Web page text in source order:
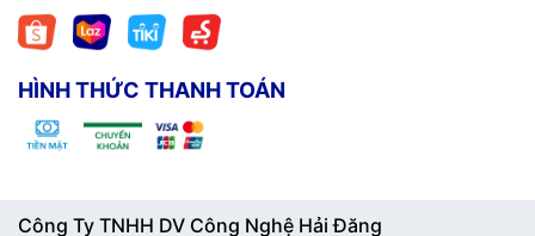
HÌNH THỨC THANH TOÁN
Công Ty TNHH DV Công Nghệ Hải Đăng